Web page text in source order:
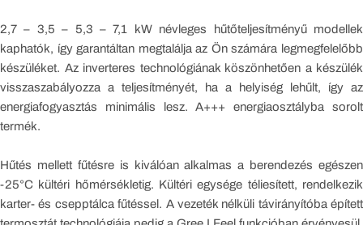
2,7 – 3,5 – 5,3 – 7,1 kW névleges hűtőteljesítményű modellek
kaphatók, így garantáltan megtalálja az Ön számára legmegfelelőbb
készüléket. Az inverteres technológiának köszönhetően a készülék
visszaszabályozza a teljesítményét, ha a helyiség lehűlt, így az
energiafogyasztás minimális lesz. A+++ energiaosztályba sorolt
termék.
Hűtés mellett fűtésre is kiválóan alkalmas a berendezés egészen
-25°C kültéri hőmérsékletig. Kültéri egysége téliesített, rendelkezik
karter- és csepptálca fűtéssel. A vezeték nélküli távirányítóba épített